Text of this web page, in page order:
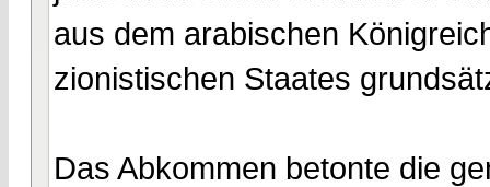
aus dem arabischen
zionistischen Staates
Das Abkommen betonte die